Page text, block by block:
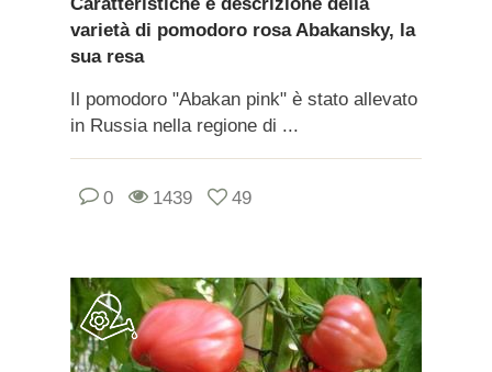
varietà di pomodoro rosa Abakansky, la
sua resa
Il pomodoro "Abakan pink" è stato allevato
in Russia nella regione di ...
0 1439 49